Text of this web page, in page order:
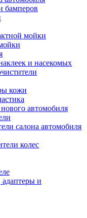
бамперов
мойки
и насекомых
кожи
автомобиля
салона автомобиля
колес
и